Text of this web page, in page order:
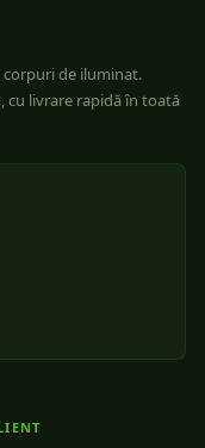
de iluminat.
cu livrare rapidă în toată